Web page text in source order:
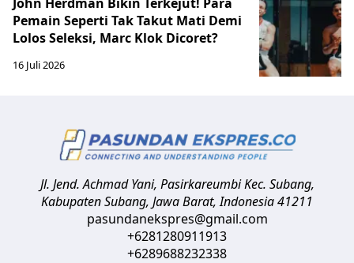
Pemain Seperti Tak Takut Mati Demi
Lolos Seleksi, Marc Klok Dicoret?
16 Juli 2026
Jl. Jend. Achmad Yani, Pasirkareumbi Kec. Subang,
Kabupaten Subang, Jawa Barat,Indonesia41211
pasundanekspres@gmail.com
+6281280911913
+6289688232338